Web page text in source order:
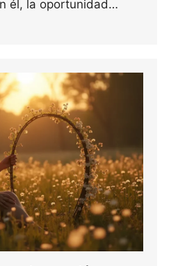
él, la oportunidad…